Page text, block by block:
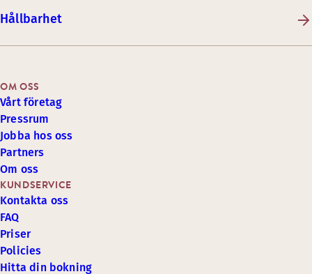
Hållbarhet
KUNDSERVICE
Kontakta oss
FAQ
Priser
Policies
Hitta din bokning
OM OSS
Vårt företag
Pressrum
Jobba hos oss
Partners
Om oss